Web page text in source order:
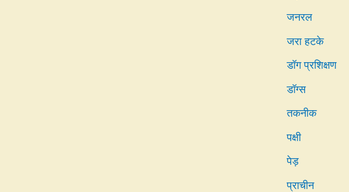
जनरल
जरा हटके
डॉग प्रशिक्षण
डॉग्स
तकनीक
पक्षी
पेड़
प्राचीन